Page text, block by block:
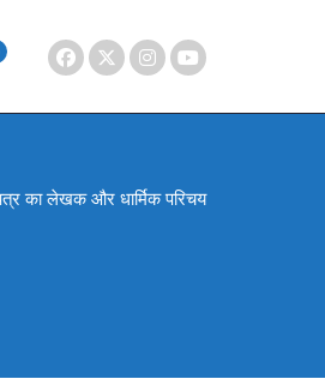
का लेखक और धार्मिक परिचय